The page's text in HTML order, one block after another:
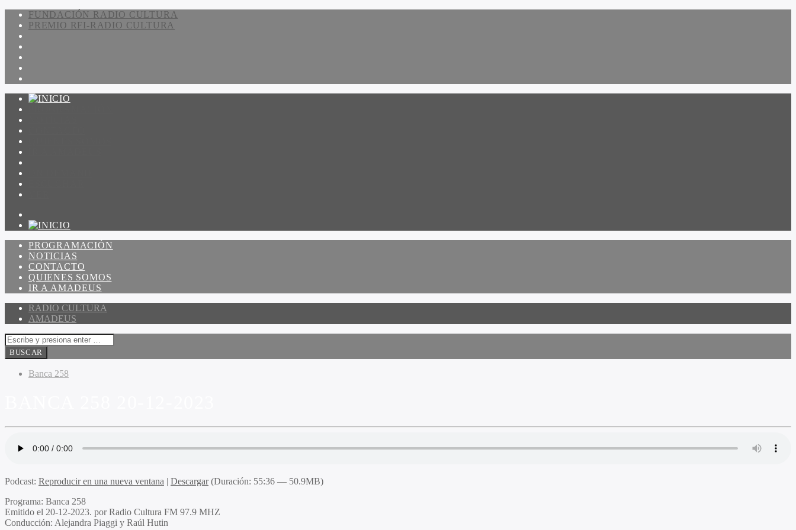
FUNDACIÓN RADIO CULTURA
PREMIO RFI-RADIO CULTURA
PROGRAMACIÓN
NOTICIAS
CONTACTO
QUIENES SOMOS
IR A AMADEUS
RADIO CULTURA
AMADEUS
Banca 258
Podcast: Reproducir en una nueva ventana | Descargar(Duración: 55:36 — 50.9MB)
Programa: Banca 258
Emitido el 20-12-2023. por Radio Cultura FM 97.9 MHZ
Conducción: Alejandra Piaggi y Raúl Hutin